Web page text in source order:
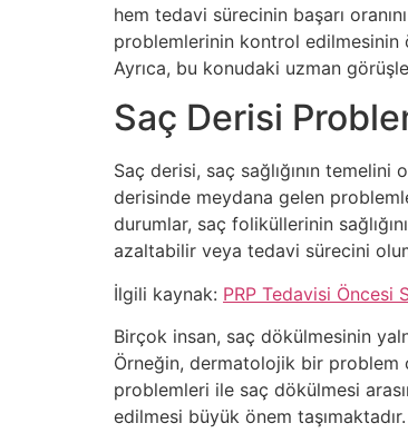
hem tedavi sürecinin başarı
problemlerinin kontrol edilmesinin
Ayrıca, bu konudaki uzman
Saç Derisi
Saç derisi, saç sağlığının temelini
derisinde meydana gelen
durumlar, saç foliküllerinin
azaltabilir veya tedavi sürecini
İlgili kaynak: PRP Tedavisi Öncesi
Birçok insan, saç dökülmesinin
Örneğin, dermatolojik bir problem
problemleri ile saç dökülmesi
edilmesi büyük önem taşımaktadır.